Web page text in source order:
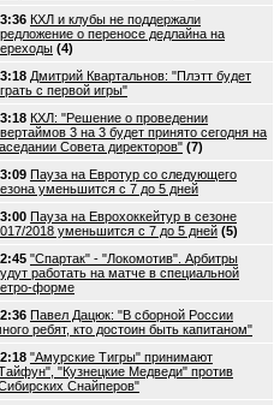
КХЛ и клубы не поддержали
о переносе дедлайна на
(4)
Дмитрий Квартальнов: "Плэтт будет
с первой игры"
КХЛ: "Решение о проведении
3 на 3 будет принято сегодня на
Совета директоров" (7)
Пауза на Евротур со следующего
уменьшится с 7 до 5 дней
Пауза на Еврохоккейтур в сезоне
2018 уменьшится с 7 до 5 дней (5)
"Спартак" - "Локомотив". Арбитры
работать на матче в специальной
форме
Павел Дацюк: "В сборной России
ребят, кто достоин быть капитаном"
"Амурские Тигры" принимают
"Кузнецкие Медведи" против
Снайперов"